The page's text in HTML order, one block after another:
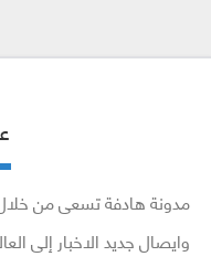
مدونة هادفة تسعى من خلال
وايصال جديد الاخبار إلى